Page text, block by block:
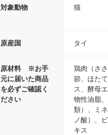
対象動物 猫
原産国 タイ
原材料 ※お手
元に届いた商品
を必ずご確認く
ださい
鶏肉（さ
節、ほた
ス、酵母
物性油脂
類）、ミ
ノ酸）、
キス